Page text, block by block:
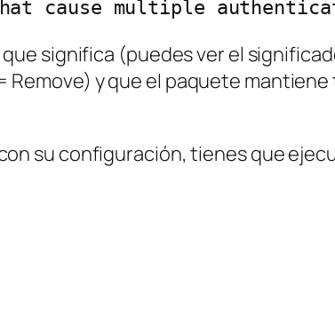
cause multiple
significa (puedes ver el
y que el paquete
su configuración, tienes que